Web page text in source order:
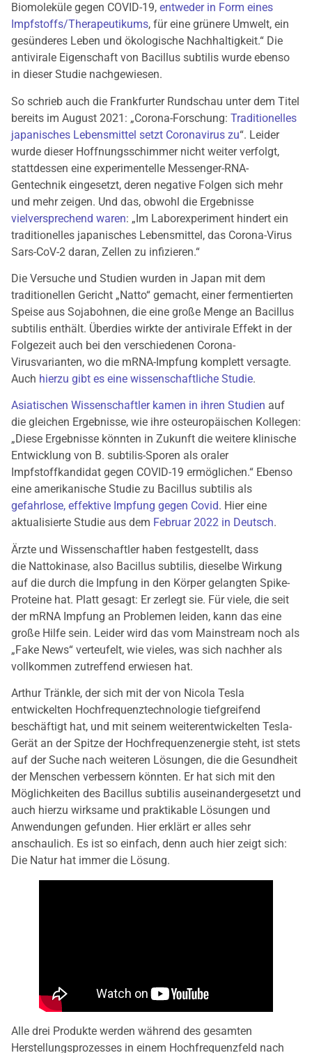
Biomoleküle gegen COVID-19, entweder in Form eines
Impfstoffs/Therapeutikums, für eine grünere Umwelt, ein
gesünderes Leben und ökologische Nachhaltigkeit.“ Die
antivirale Eigenschaft von Bacillus subtilis wurde ebenso
in dieser Studie nachgewiesen.
So schrieb auch die Frankfurter Rundschau unter dem Titel
bereits im August 2021: „Corona-Forschung: Traditionelles
japanisches Lebensmittel setzt Coronavirus zu“. Leider
wurde dieser Hoffnungsschimmer nicht weiter verfolgt,
stattdessen eine experimentelle Messenger-RNA-
Gentechnik eingesetzt, deren negative Folgen sich mehr
und mehr zeigen. Und das, obwohl die Ergebnisse
vielversprechend waren: „Im Laborexperiment hindert ein
traditionelles japanisches Lebensmittel, das Corona-Virus
Sars-CoV-2 daran, Zellen zu infizieren.“
Die Versuche und Studien wurden in Japan mit dem
traditionellen Gericht „Natto“ gemacht, einer fermentierten
Speise aus Sojabohnen, die eine große Menge an Bacillus
subtilis enthält. Überdies wirkte der antivirale Effekt in der
Folgezeit auch bei den verschiedenen Corona-
Virusvarianten, wo die mRNA-Impfung komplett versagte.
Auch hierzu gibt es eine wissenschaftliche Studie.
Asiatischen Wissenschaftler kamen in ihren Studien auf
die gleichen Ergebnisse, wie ihre osteuropäischen Kollegen:
„Diese Ergebnisse könnten in Zukunft die weitere klinische
Entwicklung von B. subtilis-Sporen als oraler
Impfstoffkandidat gegen COVID-19 ermöglichen.“ Ebenso
eine amerikanische Studie zu Bacillus subtilis als
gefahrlose, effektive Impfung gegen Covid. Hier eine
aktualisierte Studie aus dem Februar 2022 in Deutsch.
Ärzte und Wissenschaftler haben festgestellt, dass
die Nattokinase, also Bacillus subtilis, dieselbe Wirkung
auf die durch die Impfung in den Körper gelangten Spike-
Proteine hat. Platt gesagt: Er zerlegt sie. Für viele, die seit
der mRNA Impfung an Problemen leiden, kann das eine
große Hilfe sein. Leider wird das vom Mainstream noch als
„Fake News“ verteufelt, wie vieles, was sich nachher als
vollkommen zutreffend erwiesen hat.
Arthur Tränkle, der sich mit der von Nicola Tesla
entwickelten Hochfrequenztechnologie tiefgreifend
beschäftigt hat, und mit seinem weiterentwickelten Tesla-
Gerät an der Spitze der Hochfrequenzenergie steht, ist stets
auf der Suche nach weiteren Lösungen, die die Gesundheit
der Menschen verbessern könnten. Er hat sich mit den
Möglichkeiten des Bacillus subtilis auseinandergesetzt und
auch hierzu wirksame und praktikable Lösungen und
Anwendungen gefunden. Hier erklärt er alles sehr
anschaulich. Es ist so einfach, denn auch hier zeigt sich:
Die Natur hat immer die Lösung.
Alle drei Produkte werden während des gesamten
Herstellungsprozesses in einem Hochfrequenzfeld nach